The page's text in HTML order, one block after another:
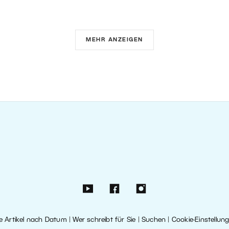
MEHR ANZEIGEN
Artikel nach Datum |Wer schreibt für Sie Suchen Cookie-